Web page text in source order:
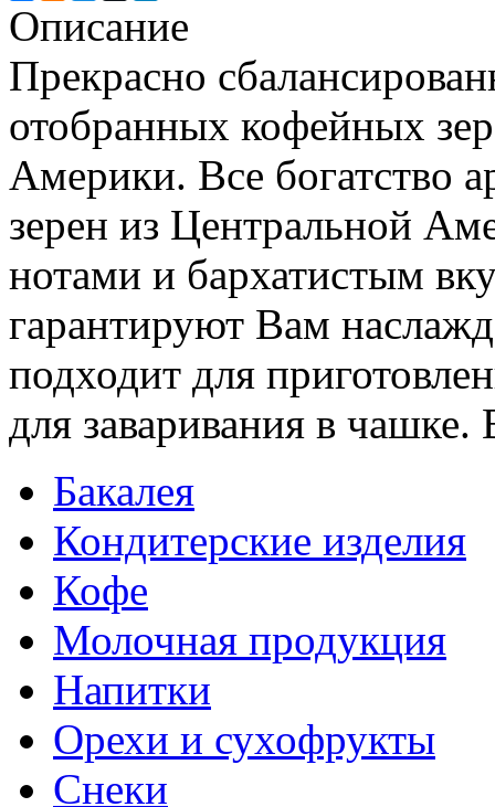
Описание
Прекрасно
отобранных кофейных
Америки. Все богатство
зерен из Центральной
нотами и бархатистым
гарантируют Вам
подходит для
для заваривания в чашке.
Бакалея
Кондитерские изделия
Кофе
Молочная продукция
Напитки
Орехи и сухофрукты
Снеки